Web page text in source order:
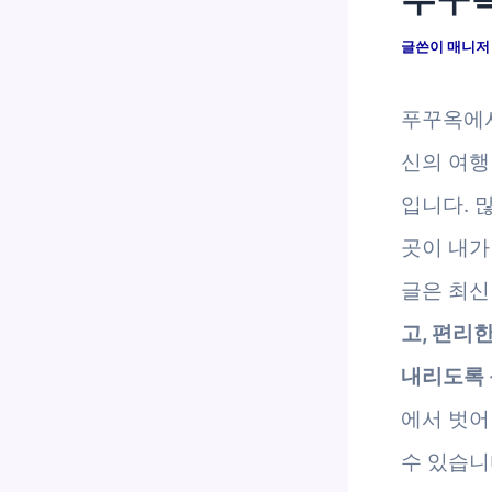
글쓴이 매니저
푸꾸옥에
신의 여
입니다.
곳이 내
글은 최
고, 편리
내리도록
에서 벗
수 있습